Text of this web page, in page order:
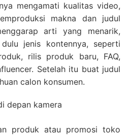
mengamati kualitas video,
makna dan judul
arti yang menarik,
jenis kontennya, seperti
rilis produk baru, FAQ,
Setelah itu buat judul
calon konsumen.
depan kamera
produk atau promosi toko